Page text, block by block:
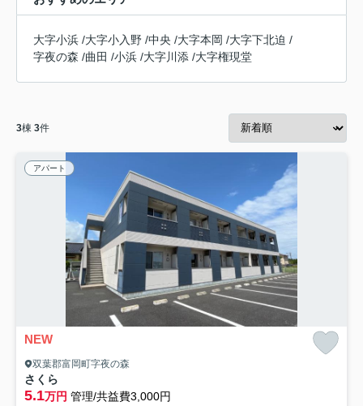
大字小浜 /大字小入野 /中央 /大字本岡 /大字下北迫 /
字夜の森 /曲田 /小浜 /大字川添 /大字権現堂
3棟 3件
アパート
NEW
双葉郡富岡町字夜の森
さくら
5.1万円 管理/共益費3,000円